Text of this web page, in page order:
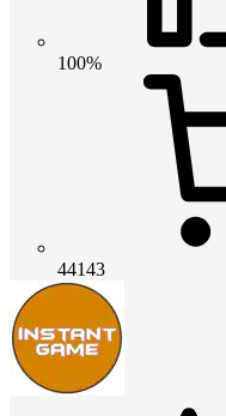
100%
44143